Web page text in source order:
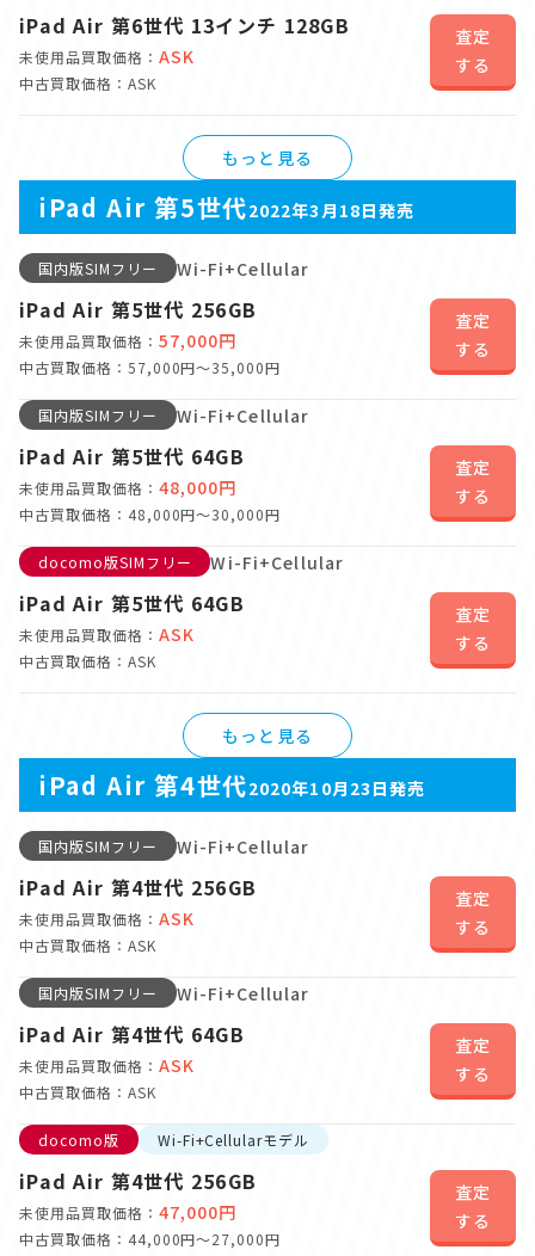
iPad Air 第6世代 13インチ 128GB
未使用品買取価格： ASK
中古買取価格：ASK
査定
する
もっと見る
iPad Air 第5世代2022年3月18日発売
国内版SIMフリー Wi-Fi+Cellular
iPad Air 第5世代 256GB
未使用品買取価格： 57,000円
中古買取価格：57,000円～35,000円
査定
する
国内版SIMフリー Wi-Fi+Cellular
iPad Air 第5世代 64GB
未使用品買取価格： 48,000円
中古買取価格：48,000円～30,000円
査定
する
docomo版SIMフリー Wi-Fi+Cellular
iPad Air 第5世代 64GB
未使用品買取価格： ASK
中古買取価格：ASK
査定
する
もっと見る
iPad Air 第4世代2020年10月23日発売
国内版SIMフリー Wi-Fi+Cellular
iPad Air 第4世代 256GB
未使用品買取価格： ASK
中古買取価格：ASK
査定
する
国内版SIMフリー Wi-Fi+Cellular
iPad Air 第4世代 64GB
未使用品買取価格： ASK
中古買取価格：ASK
査定
する
docomo版 Wi-Fi+Cellularモデル
iPad Air 第4世代 256GB
未使用品買取価格： 47,000円
中古買取価格：44,000円～27,000円
査定
する